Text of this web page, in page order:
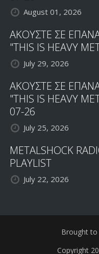
August 01, 2026
ΑΚΟΥΣΤΕ ΣΕ
"THIS IS HEAVY
July 29, 2026
ΑΚΟΥΣΤΕ ΣΕ
"THIS IS HEAVY
07-26
July 25, 2026
METALSHOCK
PLAYLIST
July 22, 2026
Brought to
Copyright